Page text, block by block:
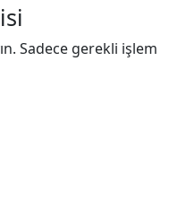
Sadece gerekli işlem